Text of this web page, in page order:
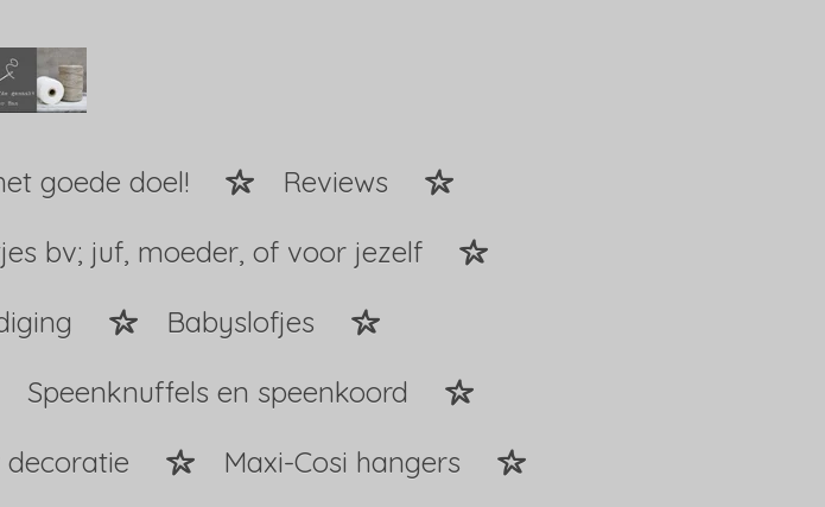
goede doel!
Reviews
bv; juf, moeder, of voor jezelf
Babyslofjes
Speenknuffels en speenkoord
Maxi-Cosi hangers